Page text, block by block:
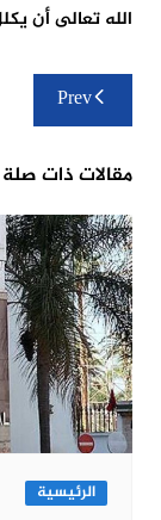
الله تعالى أن
تصفّح
المقالات
Prev
مقالات ذات صلة
الرئيسية